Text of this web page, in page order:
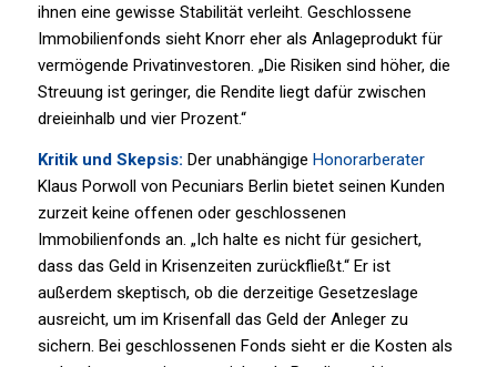
ihnen eine gewisse Stabilität verleiht. Geschlossene
Immobilienfonds sieht Knorr eher als Anlageprodukt für
vermögende Privatinvestoren. „Die Risiken sind höher, die
Streuung ist geringer, die Rendite liegt dafür zwischen
dreieinhalb und vier Prozent.“
Kritik und Skepsis: Der unabhängige Honorarberater
Klaus Porwoll von Pecuniars Berlin bietet seinen Kunden
zurzeit keine offenen oder geschlossenen
Immobilienfonds an. „Ich halte es nicht für gesichert,
dass das Geld in Krisenzeiten zurückfließt.“ Er ist
außerdem skeptisch, ob die derzeitige Gesetzeslage
ausreicht, um im Krisenfall das Geld der Anleger zu
sichern. Bei geschlossenen Fonds sieht er die Kosten als